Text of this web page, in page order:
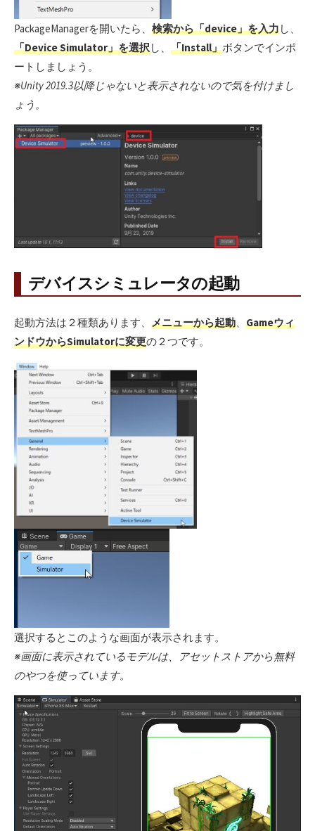
PackageManagerを開いたら、 検索から「device」を入力し、
「Device Simulator」を選択し、 「Install」ボタンでインポ
ートしましょう。
※Unity 2019.3以降じゃないと表示されないので気を付けまし
ょう。
デバイスシミュレータの起動
起動方法は２種類あります、 メニューから起動
Gameウィ
ンドウからSimulatorに変更の２つです。
選択するとこのような画面が表示されます。
※画面に表示されているモデルは、アセットストアから無料
のやつを使っています。